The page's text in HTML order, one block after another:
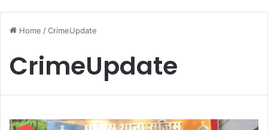
Home /CrimeUpdate
CrimeUpdate